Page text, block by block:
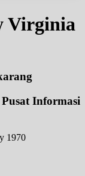
Virginia
Informasi
1970